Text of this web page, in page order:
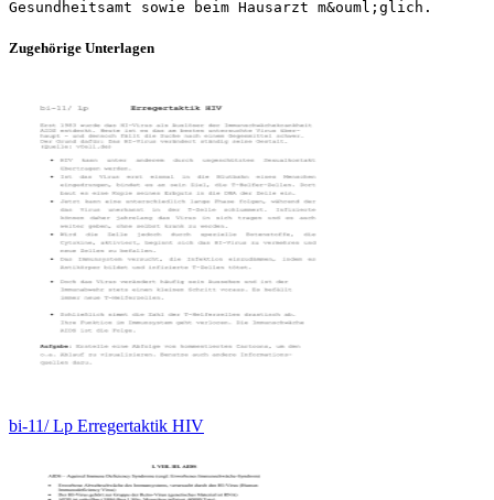
Zugehörige Unterlagen
bi-11/ Lp Erregertaktik HIV